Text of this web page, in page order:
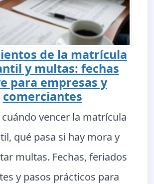
de la matrícula
y multas: fechas
para empresas y
comerciantes
vencer la matrícula
qué pasa si hay mora y
multas. Fechas, feriados
y pasos prácticos para